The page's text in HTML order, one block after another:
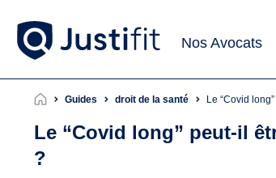
Nos Avocats
Guides droit de la santé Le “Covid
Le “Covid long” peut-il
?